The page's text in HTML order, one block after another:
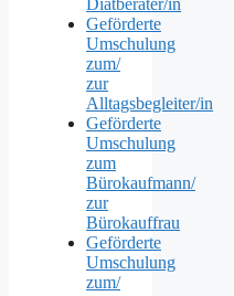
Diätberater/in
Geförderte
Umschulung
zum/
zur
Alltagsbegleiter/in
Geförderte
Umschulung
zum
Bürokaufmann/
zur
Bürokauffrau
Geförderte
Umschulung
zum/